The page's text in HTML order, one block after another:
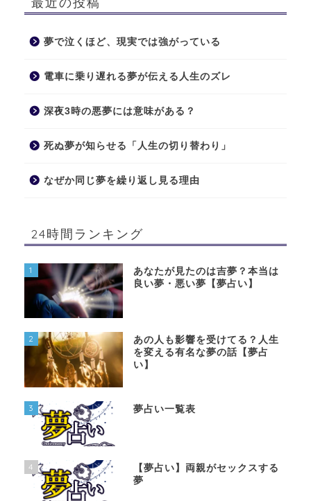
夢で泣くほど、現実では強がっている
電車に乗り遅れる夢が伝える人生のズレ
深夜3時の悪夢には意味がある？
死ぬ夢が知らせる「人生の切り替わり」
なぜか同じ夢を繰り返し見る理由
24時間ランキング
1
あなたが見たのは吉夢？本当は
良い夢・悪い夢【夢占い】
2
あの人も影響を受けてる？人生
を変える有名な夢の話【夢占
い】
3 夢占い一覧表
4
【夢占い】両親がセックスする
夢